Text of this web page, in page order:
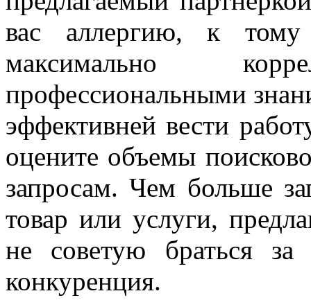
вас аллергию, к
максимально
профессиональными
эффективней вести
оцените объемы
запросам. Чем больше
товар или услуги,
не советую браться за
конкуренция.